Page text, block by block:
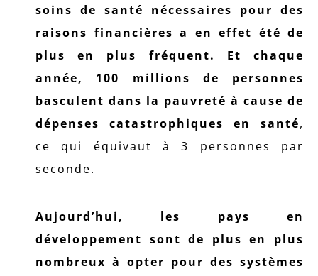
soins de santé nécessaires pour des
raisons financières a en effet été de
plus en plus fréquent. Et chaque
année, 100 millions de personnes
basculent dans la pauvreté à cause de
dépenses catastrophiques en santé,
ce qui équivaut à 3 personnes par
seconde.
Aujourd’hui, les pays en
développement sont de plus en plus
nombreux à opter pour des systèmes